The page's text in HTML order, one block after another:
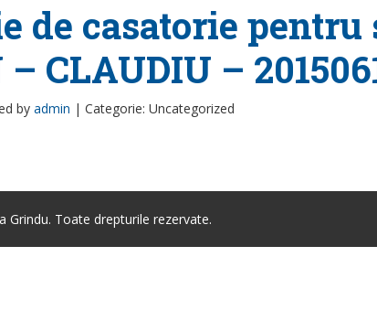
de casatorie
CLAUDIU –
by admin | Categorie: Uncategorized
Grindu. Toate drepturile rezervate.